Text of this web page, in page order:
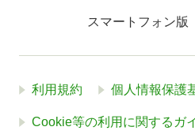
スマートフォン版
利用規約 個人情報保護
Cookie等の利用に関するガ